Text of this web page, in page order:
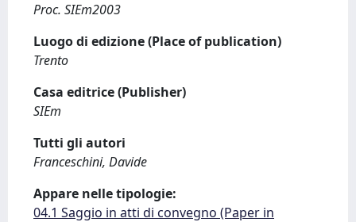
Proc. SIEm2003
Luogo di edizione (Place of publication)
Trento
Casa editrice (Publisher)
SIEm
Tutti gli autori
Franceschini, Davide
Appare nelle tipologie:
04.1 Saggio in atti di convegno (Paper in